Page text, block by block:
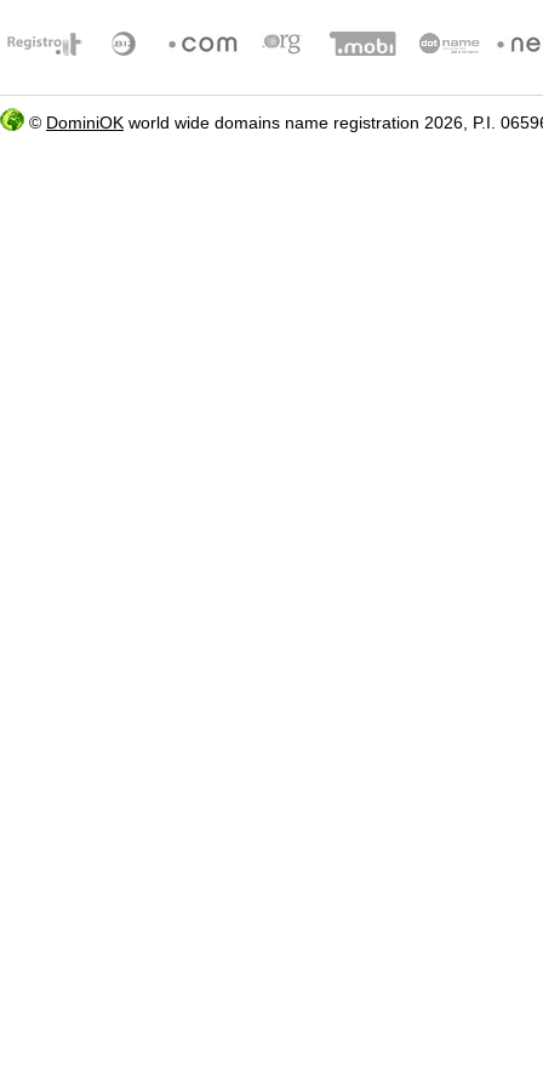
© DominiOK world wide domains name registration 2026, P.I.